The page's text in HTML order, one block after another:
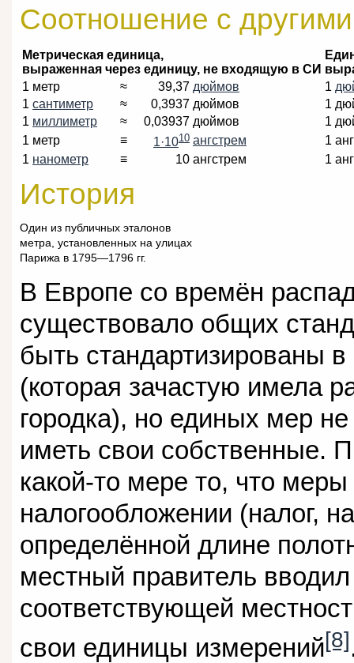
Соотношение с
Метрическая единица,
выраженная через единицу, не входящую в СИ
1 метр
≈ 39,37 дюймов 1
1 сантиметр ≈ 0,3937 дюймов
1
1 миллиметр ≈ 0,03937 дюймов
1
1 метр
≡ 1·1010 ангстрем
1
1 нанометр ≡ 10 ангстрем 1
История
Один из публичных эталонов
метра, установленных на улицах
Парижа в 1795—1796 гг.
В Европе со времён
существовало общих
быть стандартизированы
(которая зачастую имела
городка), но единых мер
иметь свои собственные.
какой-то мере то, что
налогообложении (налог,
определённой длине
местный правитель
соответствующей
свои единицы измерений[8]